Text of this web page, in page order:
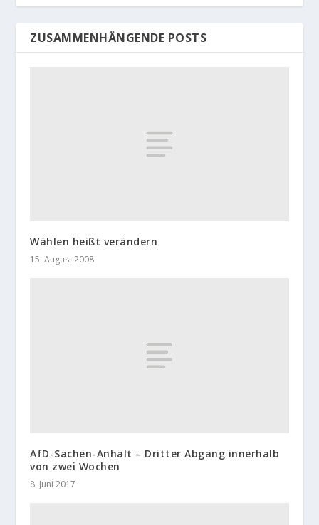
ZUSAMMENHÄNGENDE POSTS
Wählen heißt verändern
15. August 2008
AfD-Sachen-Anhalt – Dritter Abgang innerhalb
von zwei Wochen
8. Juni 2017